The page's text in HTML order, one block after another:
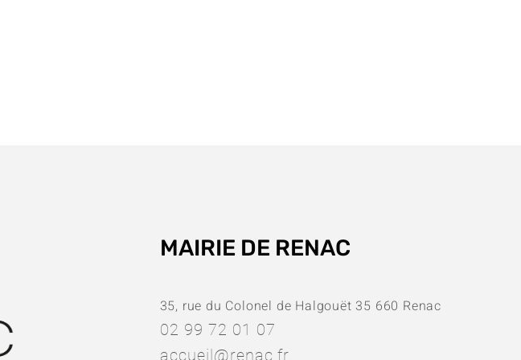
MAIRIE DE RENAC
35, rue du Colonel de Halgouët 35 660 Renac
02 99 72 01 07
accueil@renac.fr